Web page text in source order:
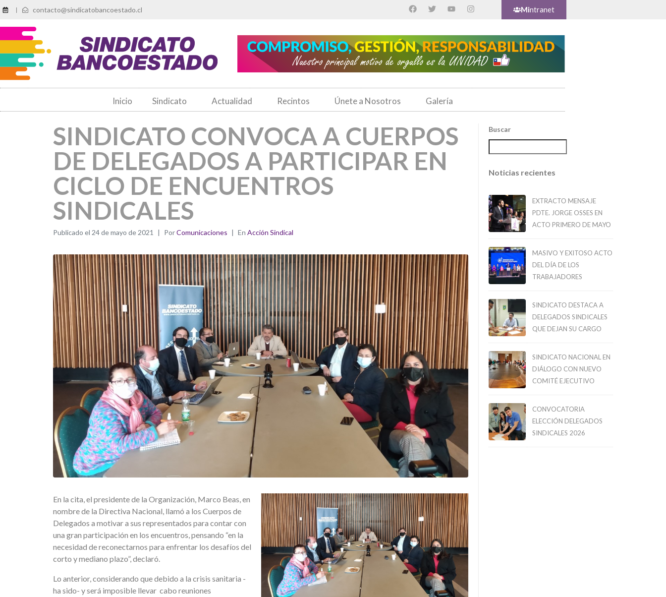
| contacto@sindicatobancoestado.cl Mintranet
Inicio Sindicato Actualidad Recintos Únete a Nosotros Galería
SINDICATO CONVOCA A CUERPOS
DE DELEGADOS A PARTICIPAR EN
CICLO DE ENCUENTROS
SINDICALES
Publicado el 24 de mayo de 2021 PorComunicaciones En Acción Sindical
En la cita, el presidente de la Organización, Marco Beas, en
nombre de la Directiva Nacional, llamó a los Cuerpos de
Delegados a motivar a sus representados para contar con
una gran participación en los encuentros, pensando “en la
necesidad de reconectarnos para enfrentar los desafíos del
corto y mediano plazo”, declaró.
Lo anterior, considerando que debido a la crisis sanitaria -
ha sido- y será imposible llevar cabo reuniones
Buscar
Noticias recientes
EXTRACTO MENSAJE
PDTE. JORGE OSSES EN
ACTO PRIMERO DE MAYO
MASIVO Y EXITOSO ACTO
DEL DÍA DE LOS
TRABAJADORES
SINDICATO DESTACA A
DELEGADOS SINDICALES
QUE DEJAN SU CARGO
SINDICATO NACIONAL EN
DIÁLOGO CON NUEVO
COMITÉ EJECUTIVO
CONVOCATORIA
ELECCIÓN DELEGADOS
SINDICALES 2026